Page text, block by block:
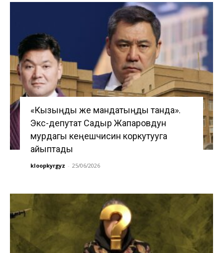
«Кызыңды же мандатыңды танда».
Экс-депутат Садыр Жапаровдун
мурдагы кеңешчисин коркутууга
айыптады
kloopkyrgyz - 25/06/2026